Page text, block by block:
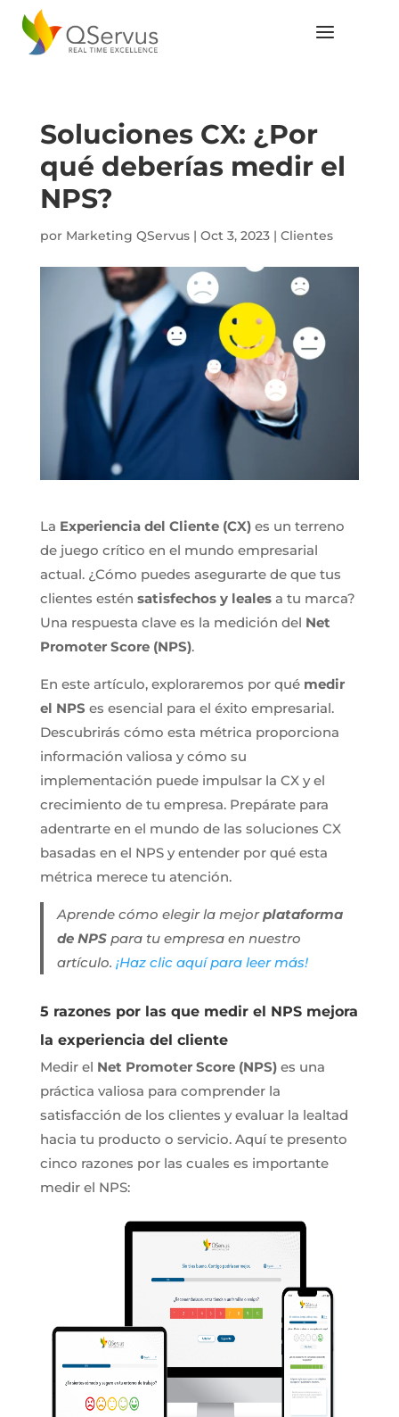
Soluciones CX: ¿Por
qué deberías medir el
NPS?
por Marketing QServus| Oct 3, 2023| Clientes
La Experiencia del Cliente (CX)es un terreno
de juego crítico en el mundo empresarial
actual. ¿Cómo puedes asegurarte de que tus
clientes estén satisfechos y lealesa tu marca?
Una respuesta clave es la medición del Net
Promoter Score (NPS).
En este artículo, exploraremos por qué medir
el NPS es esencial para el éxito empresarial.
Descubrirás cómo esta métrica proporciona
información valiosa y cómo su
implementación puede impulsar la CX y el
crecimiento de tu empresa. Prepárate para
adentrarte en el mundo de las soluciones CX
basadas en el NPS y entender por qué esta
métrica merece tu atención.
Aprende cómo elegir la mejorplataforma
de NPSpara tu empresa en nuestro
artículo. ¡Haz clic aquí para leer más!
5 razones por las que medir el NPS mejora
la experiencia del cliente
Medir el Net Promoter Score (NPS)es una
práctica valiosa para comprender la
satisfacción de los clientes y evaluar la lealtad
hacia tu producto o servicio. Aquí te presento
cinco razones por las cuales es importante
medir el NPS: